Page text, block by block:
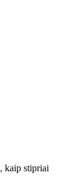
kaip stipriai